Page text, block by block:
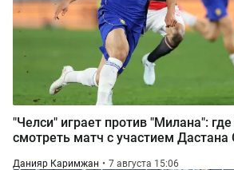
"Челси" играет против "Милана":
смотреть матч с участием Дастана
Данияр Каримжан 7 августа 15:06